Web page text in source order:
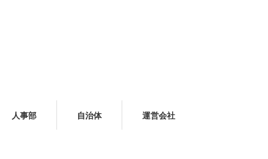
人事部 自治体 運営会社